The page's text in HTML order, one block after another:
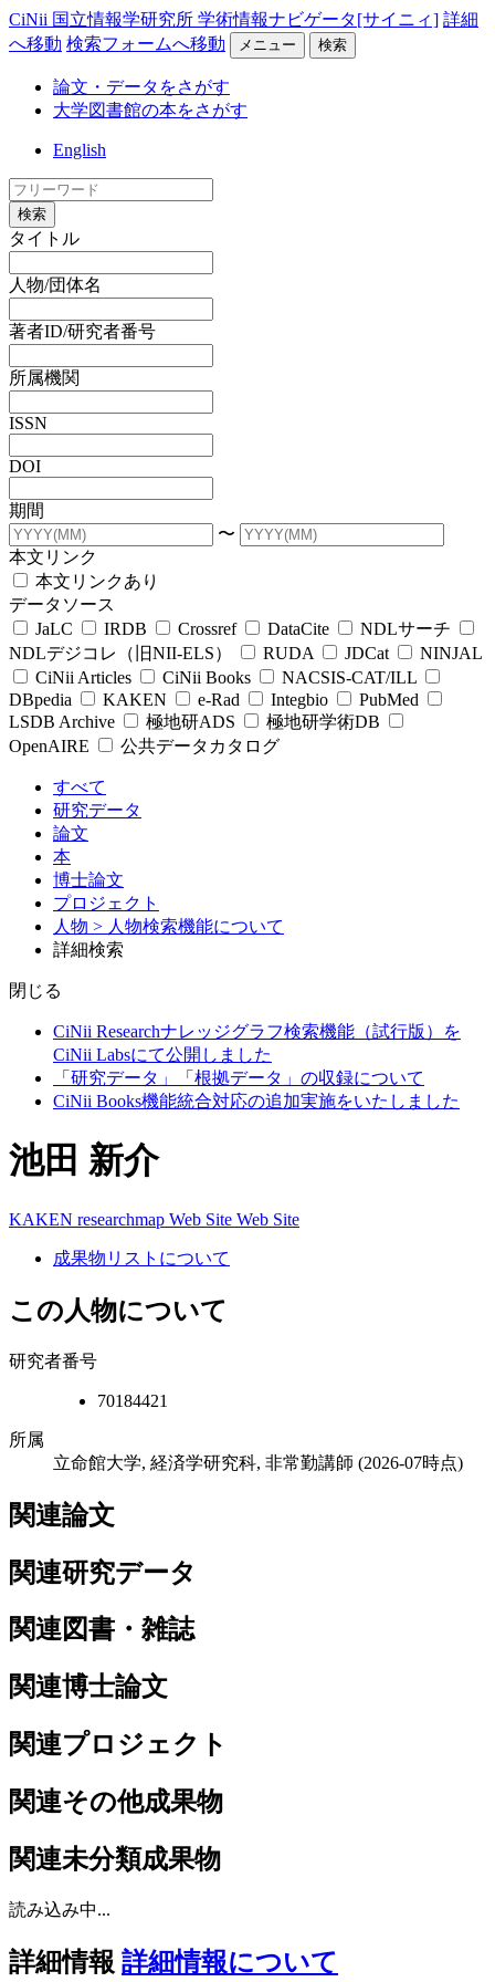
CiNii 国立情報学研究所 学術情報ナビゲータ[サイニィ] 詳細
へ移動 検索フォームへ移動 メニュー 検索
論文・データをさがす
大学図書館の本をさがす
English
検索
タイトル
人物/団体名
著者ID/研究者番号
所属機関
ISSN
DOI
期間
〜
本文リンク
本文リンクあり
データソース
JaLC
IRDB Crossref DataCite
NDLサーチ
NDLデジコレ（旧NII-ELS）
RUDA JDCat
NINJAL
CiNii Articles
CiNii Books
NACSIS-CAT/ILL
DBpedia
KAKEN e-Rad Integbio
PubMed
LSDB Archive
極地研ADS
極地研学術DB
OpenAIRE
公共データカタログ
すべて
研究データ
論文
本
博士論文
プロジェクト
人物 > 人物検索機能について
詳細検索
閉じる
CiNii Researchナレッジグラフ検索機能（試行版）を
CiNii Labsにて公開しました
「研究データ」「根拠データ」の収録について
CiNii Books機能統合対応の追加実施をいたしました
池田 新介
KAKEN researchmap Web Site Web Site
成果物リストについて
この人物について
研究者番号
70184421
所属
立命館大学, 経済学研究科, 非常勤講師 (2026-07時点)
関連論文
関連研究データ
関連図書・雑誌
関連博士論文
関連プロジェクト
関連その他成果物
関連未分類成果物
読み込み中...
詳細情報 詳細情報について